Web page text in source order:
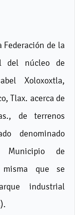
de la
del núcleo de
Xoloxoxtla,
Tlax. acerca de
de terrenos
denominado
Municipio de
misma que se
industrial